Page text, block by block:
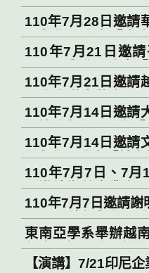
110年7月28日邀請
雯與學員分享「東
2021/07/28 “An
Work in
Ms.PeiWen Ong,
Resource Officer
Industrial
110年7月21日邀請
Donny與學員分享
110年7月21日邀請
內分會洪志華會長
名譽長與學員分享
人的建議」。
110年7月14日邀請
興總監與學員分享
110年7月14日邀請
芝與學員分享「越
110年7月7日、7月
日邀請衛普實業有
與學員分享「商務知
110年7月7日邀請謝
尼公司幹部與學員
展與人才需求」
東南亞學系舉辦越
刺班，採取跨國線
一起參加
【演講】7/21印尼